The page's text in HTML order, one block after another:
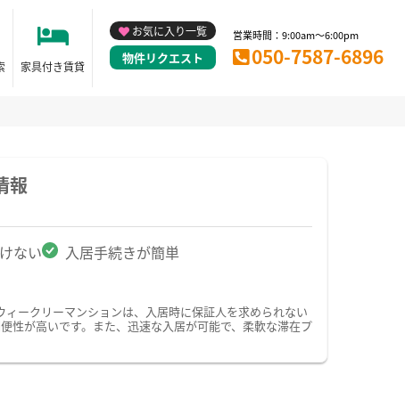
家具付き賃貸
お気に入り一覧
物件リクエスト
営業時間：9:00am～6:00pm
050-7587-6896
報
ない 入居手続きが簡単
ークリーマンションは、入居時に保証人を求められない
性が高いです。また、迅速な入居が可能で、柔軟な滞在プ